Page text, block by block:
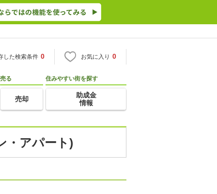
した検索条件 0 お気に入り 0
売る
売却
住みやすい街を探す
助成金
情報
・アパート)